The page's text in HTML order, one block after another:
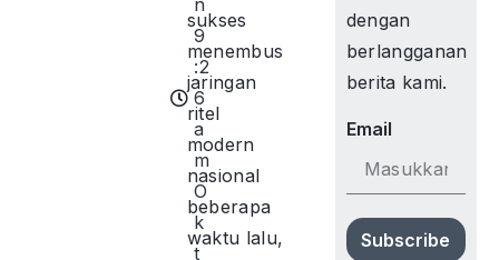
n
9
:2
6
a
m
O
k
t
sukses
menembus
jaringan
ritel
modern
nasional
beberapa
waktu lalu,
dengan
berlangganan
berita kami.
Email
Subscribe